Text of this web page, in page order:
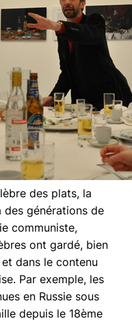
des plats, la
des générations de
communiste,
ont gardé, bien
dans le contenu
Par exemple, les
en Russie sous
depuis le 18ème